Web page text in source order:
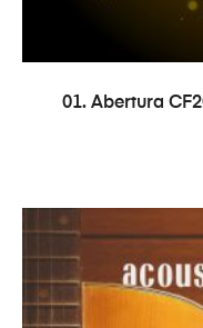
01. Abertura